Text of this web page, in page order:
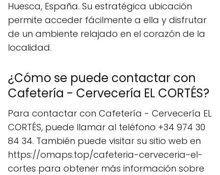
Huesca, España. Su estratégica ubicación
permite acceder fácilmente a ella y disfrutar
de un ambiente relajado en el corazón de la
localidad.
¿Cómo se puede contactar con
Cafetería - Cervecería EL CORTÉS?
Para contactar con Cafetería - Cervecería EL
CORTÉS, puede llamar al teléfono +34 974 30
84 34. También puede visitar su sitio web en
https://omaps.top/cafeteria-cerveceria-el-
cortes para obtener más información sobre